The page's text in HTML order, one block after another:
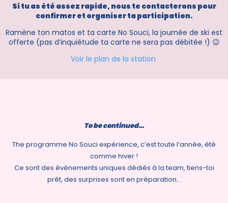
Si tu as été assez rapide, nous te contacterons pour
confirmer et organiser ta participation.
Ramène ton matos et ta carte No Souci, la journée de ski est
offerte (pas d’inquiétude ta carte ne sera pas débitée !) 😉
Voir le plan de la station
To be continued…
The programme No Souci expérience, c’est toute l’année, été
comme hiver !
Ce sont des événements uniques dédiés à la team, tiens-toi
prêt, des surprises sont en préparation…